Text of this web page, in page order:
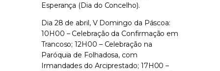
Esperança (Dia do Concelho).
Dia 28 de abril, V Domingo da Páscoa:
10H00 – Celebração da Confirmação em
Trancoso; 12H00 – Celebração na
Paróquia de Folhadosa, com
Irmandades do Arciprestado; 17H00 –